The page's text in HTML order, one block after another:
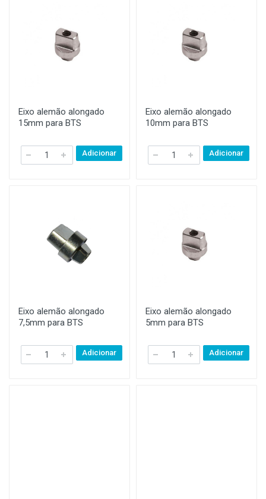
Eixo alemão alongado
15mm para BTS
Adicionar
Eixo alemão alongado
10mm para BTS
Adicionar
Eixo alemão alongado
7,5mm para BTS
Adicionar
Eixo alemão alongado
5mm para BTS
Adicionar